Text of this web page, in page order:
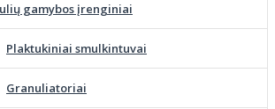
gamybos įrenginiai
Plaktukiniai smulkintuvai
Granuliatoriai